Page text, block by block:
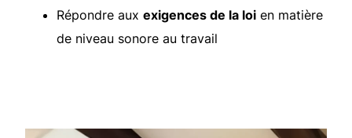
Répondre aux exigences de la loi en matière
de niveau sonore au travail